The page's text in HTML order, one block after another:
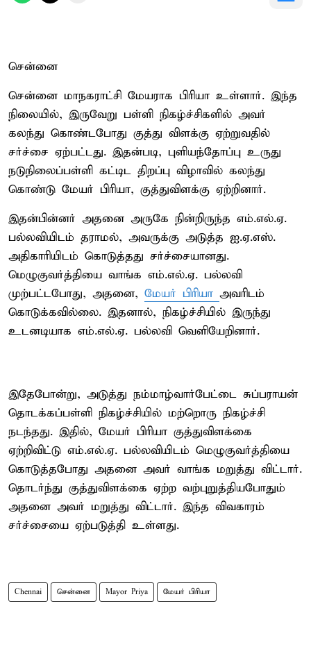
சென்னை
சென்னை மாநகராட்சி மேயராக பிரியா உள்ளார். இந்த
நிலையில், இருவேறு பள்ளி நிகழ்ச்சிகளில் அவர்
கலந்து கொண்டபோது குத்து விளக்கு ஏற்றுவதில்
சர்ச்சை ஏற்பட்டது. இதன்படி, புளியந்தோப்பு உருது
நடுநிலைப்பள்ளி கட்டிட திறப்பு விழாவில் கலந்து
கொண்டு மேயர் பிரியா, குத்துவிளக்கு ஏற்றினார்.
இதன்பின்னர் அதனை அருகே நின்றிருந்த எம்.எல்.ஏ.
பல்லவியிடம் தராமல், அவருக்கு அடுத்த ஐ.ஏ.எஸ்.
அதிகாரியிடம் கொடுத்தது சர்ச்சையானது.
மெழுகுவர்த்தியை வாங்க எம்.எல்.ஏ. பல்லவி
முற்பட்டபோது, அதனை, மேயர் பிரியா அவரிடம்
கொடுக்கவில்லை. இதனால், நிகழ்ச்சியில் இருந்து
உடனடியாக எம்.எல்.ஏ. பல்லவி வெளியேறினார்.
இதேபோன்று, அடுத்து நம்மாழ்வார்பேட்டை சுப்பராயன்
தொடக்கப்பள்ளி நிகழ்ச்சியில் மற்றொரு நிகழ்ச்சி
நடந்தது. இதில், மேயர் பிரியா குத்துவிளக்கை
ஏற்றிவிட்டு எம்.எல்.ஏ. பல்லவியிடம் மெழுகுவர்த்தியை
கொடுத்தபோது அதனை அவர் வாங்க மறுத்து விட்டார்.
தொடர்ந்து குத்துவிளக்கை ஏற்ற வற்புறுத்தியபோதும்
அதனை அவர் மறுத்து விட்டார். இந்த விவகாரம்
சர்ச்சையை ஏற்படுத்தி உள்ளது.
Chennai சென்னை Mayor Priya மேயர் பிரியா